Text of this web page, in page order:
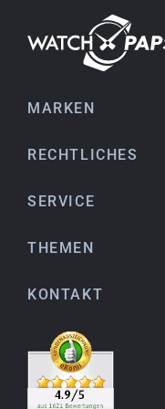
Perfekter Service
Dank :-)
Bogdan B.
really a time
Ich komme aus
Sehr
MARKEN
RECHTLICHES
SERVICE
THEMEN
KONTAKT